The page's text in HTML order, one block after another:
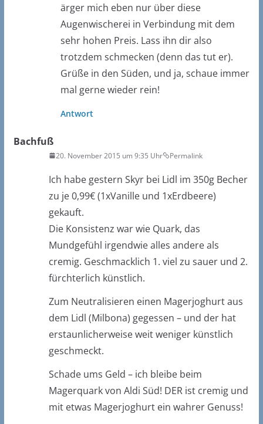
ärger mich eben nur über diese
Augenwischerei in Verbindung mit dem
sehr hohen Preis. Lass ihn dir also
trotzdem schmecken (denn das tut er).
Grüße in den Süden, und ja, schaue immer
mal gerne wieder rein!
Antwort
Bachfuß
20. November 2015 um 9:35 Uhr Permalink
Ich habe gestern Skyr bei Lidl im 350g Becher
zu je 0,99€ (1xVanille und 1xErdbeere)
gekauft.
Die Konsistenz war wie Quark, das
Mundgefühl irgendwie alles andere als
cremig. Geschmacklich 1. viel zu sauer und 2.
fürchterlich künstlich.
Zum Neutralisieren einen Magerjoghurt aus
dem Lidl (Milbona) gegessen – und der hat
erstaunlicherweise weit weniger künstlich
geschmeckt.
Schade ums Geld – ich bleibe beim
Magerquark von Aldi Süd! DER ist cremig und
mit etwas Magerjoghurt ein wahrer Genuss!